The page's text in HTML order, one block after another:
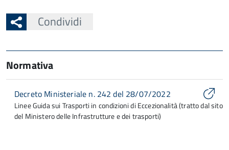
Condividi
Normativa
Decreto Ministeriale n. 242 del 28/07/2022
Linee Guida sui Trasporti in condizioni di Eccezionalità (tratto dal sito
del Ministero delle Infrastrutture e dei trasporti)